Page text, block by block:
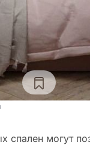
спален могут